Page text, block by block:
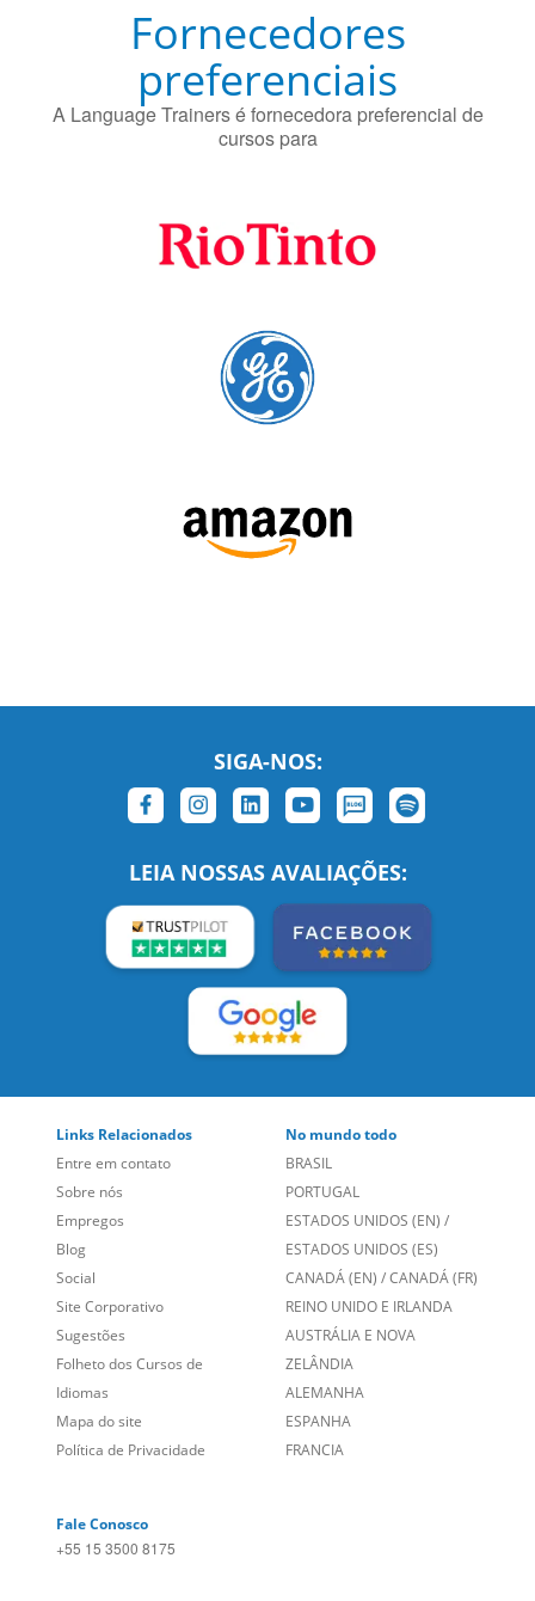
preferenciais
A Language Trainers é fornecedora preferencial de
cursos para
SIGA-NOS:
LEIA NOSSAS AVALIAÇÕES:
Sobre nós
Empregos
Blog
Social
Site Corporativo
Sugestões
Folheto dos Cursos de
Idiomas
Mapa do site
Política de Privacidade
PORTUGAL
ESTADOS UNIDOS (EN)
ESTADOS UNIDOS (ES)
CANADÁ (EN)/CANADÁ (FR)
REINO UNIDO E IRLANDA
AUSTRÁLIA E NOVA
ZELÂNDIA
ALEMANHA
ESPANHA
FRANCIA
Alameda Vicente Pinzon, 173 - 4º andar, Vila Olímpia - São